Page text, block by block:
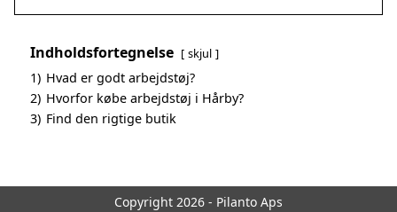
Indholdsfortegnelse skjul
1) Hvad er godt arbejdstøj?
2) Hvorfor købe arbejdstøj i Hårby?
3) Find den rigtige butik
Copyright 2026 - Pilanto Aps